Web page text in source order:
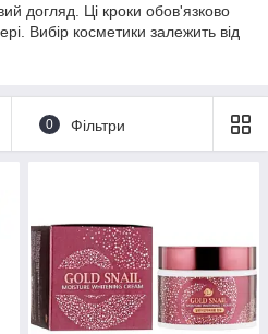
догляд. Ці кроки обов'язково
Вибір косметики залежить від
0 Фільтри